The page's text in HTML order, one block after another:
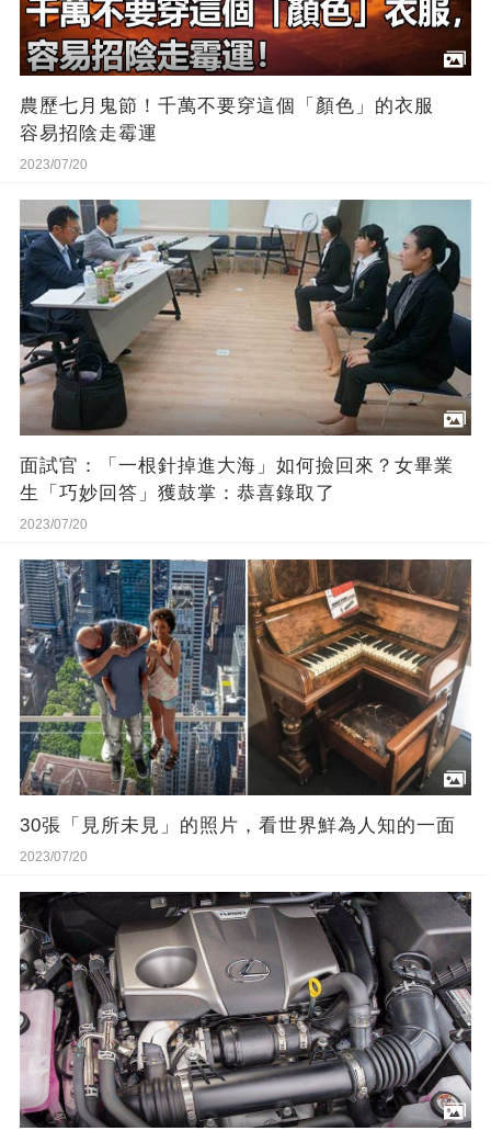
農歷七月鬼節！千萬不要穿這個「顏色」的衣服
容易招陰走霉運
2023/07/20
面試官：「一根針掉進大海」如何撿回來？女畢業
生「巧妙回答」獲鼓掌：恭喜錄取了
2023/07/20
30張「見所未見」的照片，看世界鮮為人知的一面
2023/07/20